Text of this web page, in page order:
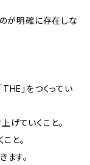
が明確に存在しな
」をつくってい
げていくこと。
と。
ます。